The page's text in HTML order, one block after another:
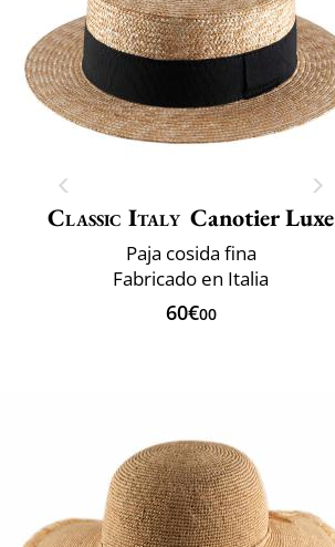
Classic Italy Canotier Luxe
Paja cosida fina
Fabricado en Italia
60€00